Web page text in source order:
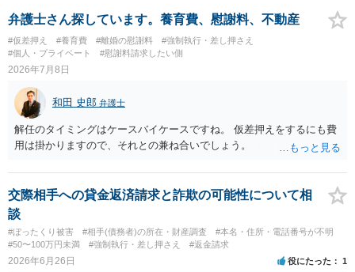
求める権利があります。 具体的には、以下の手順で進めるのが効果的
です。 分割拒否と一括請求の通知：PayPayのメッセージ等で「分割
払いには同意していないため、残額の一括払いを求める」旨を明確に
伝えます。 相手の本名・住所の確認：応じない場合に法的手段（少額
まず本名や住所の特定を進めてください。 相手が購入した高額商品
（Switch2等）の事実も踏まえ、応じない場合は法的措置を辞さない姿
勢で交渉に臨むのが現実的かと思います。
弁護士さん探しています。養育費、慰謝料、不動産
#仮差押え #養育費 #離婚の慰謝料
#強制執行・差し押さえ
#個人・プライベート
#慰謝料請求したい側
2026年7月8日
和田 史郎 弁護士
解任のタイミングはケースバイケースですね。 仮差押えをするにも費
用は掛かりますので、それとの兼ね合いでしょう。
交際相手への貸金返済請求と詐欺の可能性について相
談
#ぼったくり被害 #相手(債務者)の所在・財産調査
#本名・住所・電話番号が不明
#50〜100万円未満
#強制執行・差し押さえ #返金請求
2026年6月26日 役にたった 1